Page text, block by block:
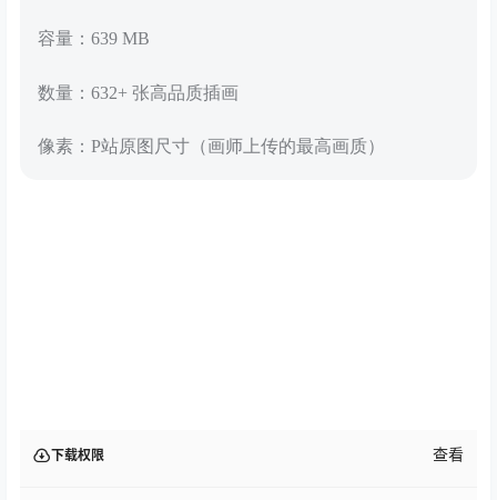
容量：639 MB
数量：632+ 张高品质插画
像素：P站原图尺寸（画师上传的最高画质）
下载权限 查看